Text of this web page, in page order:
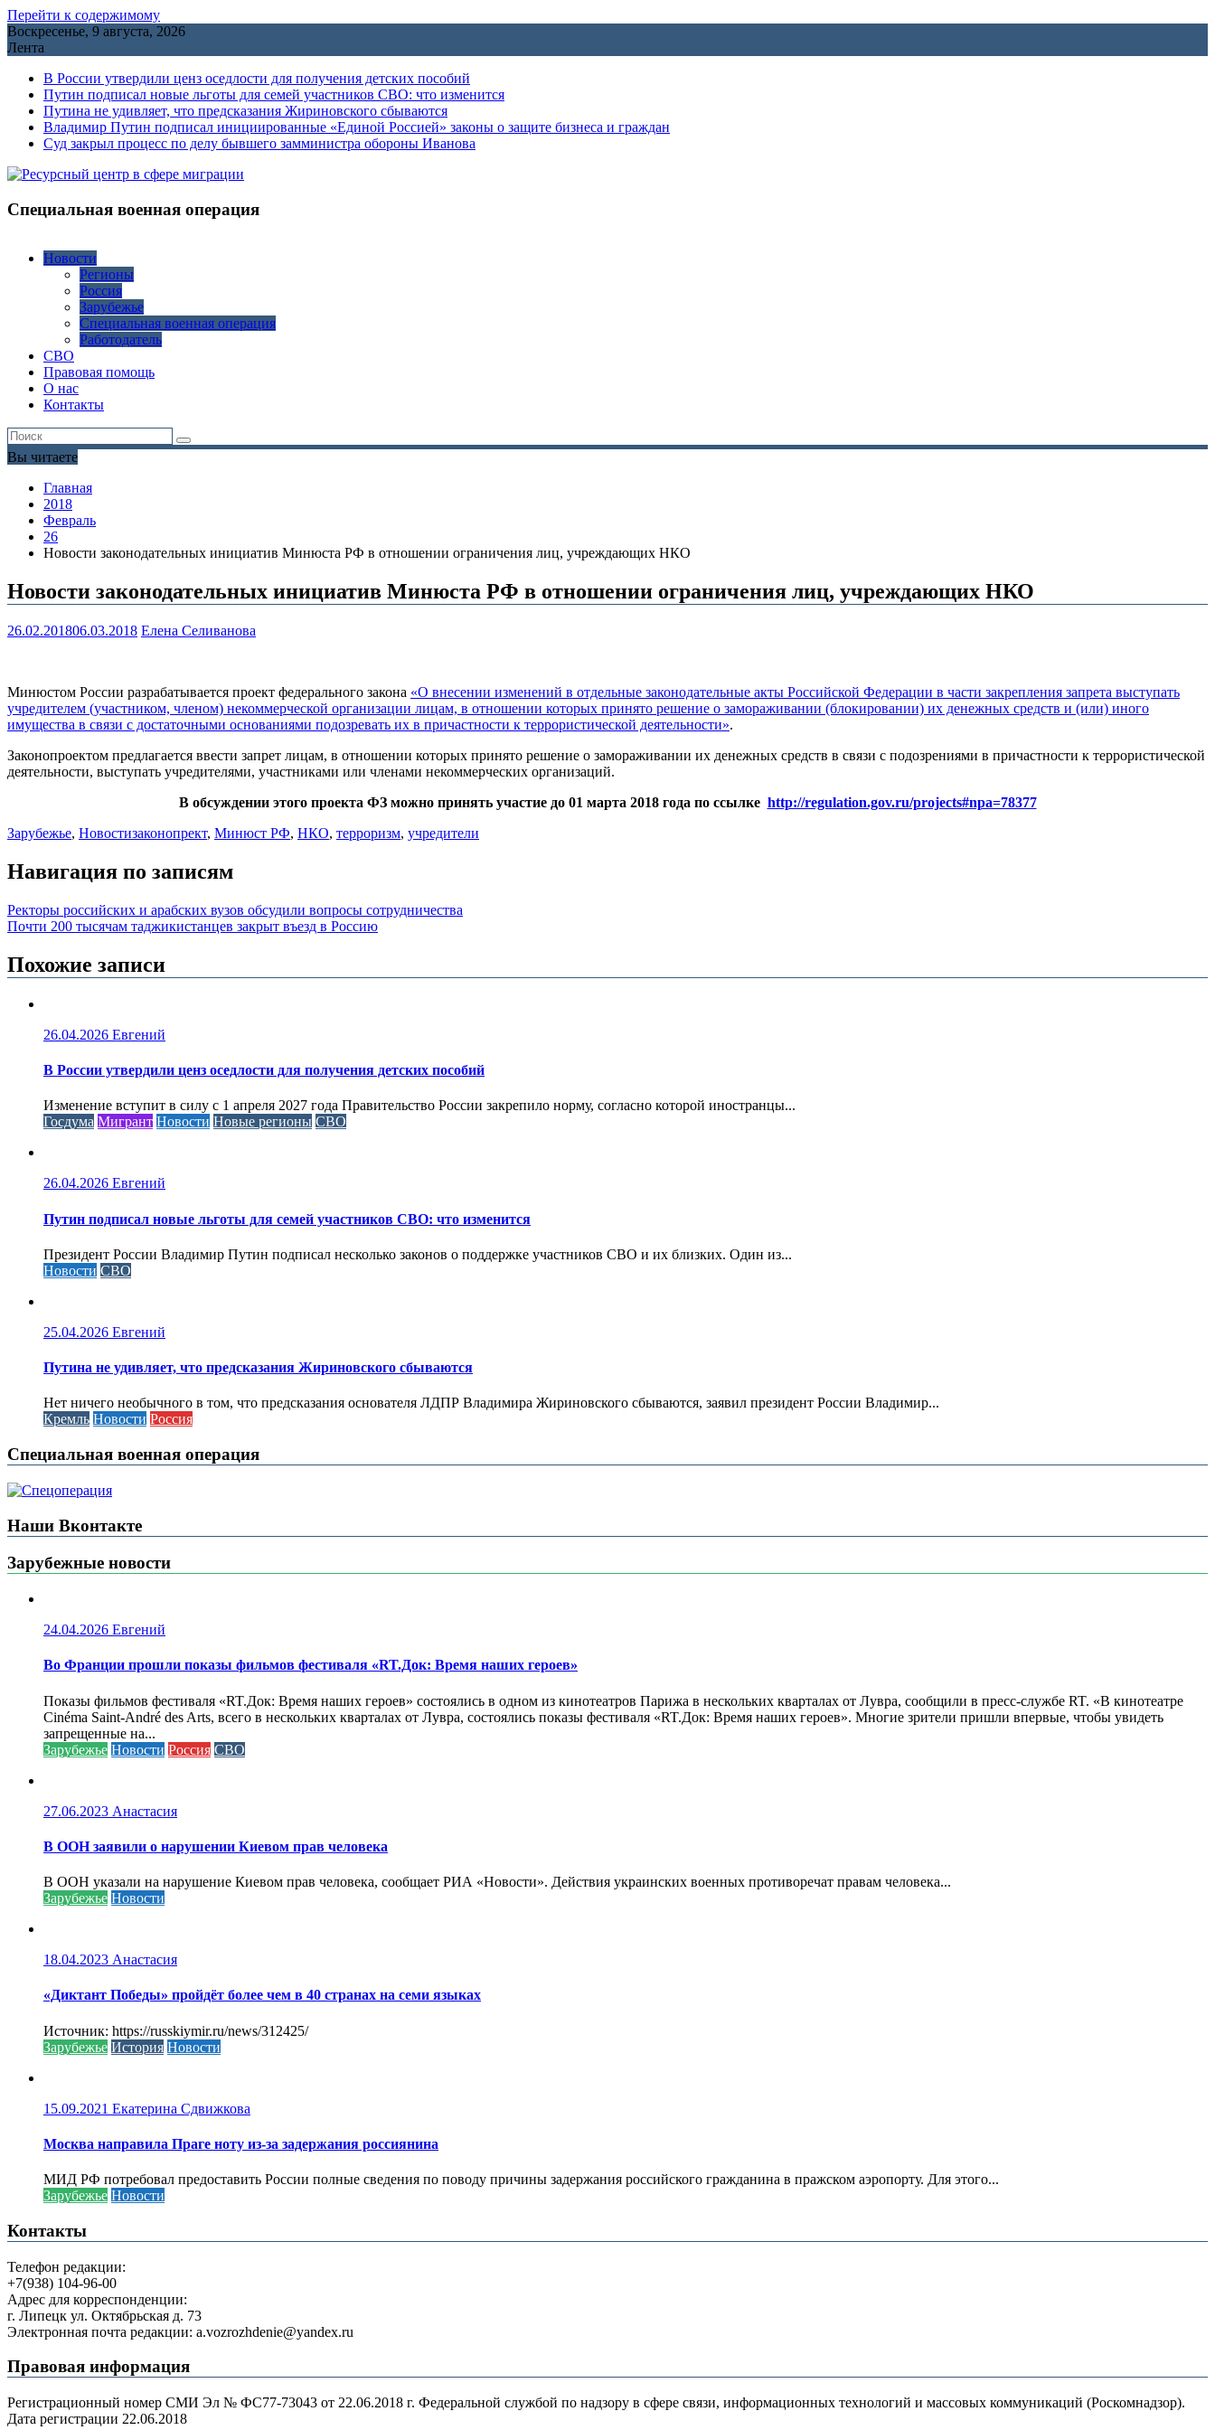
Перейти к содержимому
Воскресенье, 9 августа, 2026
Лента
В России утвердили ценз оседлости для получения детских пособий
Путин подписал новые льготы для семей участников СВО: что изменится
Путина не удивляет, что предсказания Жириновского сбываются
Владимир Путин подписал инициированные «Единой Россией» законы о защите бизнеса и граждан
Cуд закрыл процесс по делу бывшего замминистра обороны Иванова
Специальная военная операция
Новости
Регионы
Россия
Зарубежье
Специальная военная операция
Работодатель
СВО
Правовая помощь
О нас
Контакты
Вы читаете
Главная
2018
Февраль
26
Новости законодательных инициатив Минюста РФ в отношении ограничения лиц, учреждающих НКО
Новости законодательных инициатив Минюста РФ в отношении ограничения лиц, учреждающих НКО
26.02.201806.03.2018 Елена Селиванова
Минюстом России разрабатывается проект федерального закона «О внесении изменений в отдельные законодательные акты Российской Федерации в части закрепления запрета выступать
учредителем (участником, членом) некоммерческой организации лицам, в отношении которых принято решение о замораживании (блокировании) их денежных средств и (или) иного
имущества в связи с достаточными основаниями подозревать их в причастности к террористической деятельности».
Законопроектом предлагается ввести запрет лицам, в отношении которых принято решение о замораживании их денежных средств в связи с подозрениями в причастности к террористической
деятельности, выступать учредителями, участниками или членами некоммерческих организаций.
В обсуждении этого проекта ФЗ можно принять участие до 01 марта 2018 года по ссылке http://regulation.gov.ru/projects#npa=78377
Зарубежье, Новостизаконопрект, Минюст РФ, НКО, терроризм, учредители
Навигация по записям
Ректоры российских и арабских вузов обсудили вопросы сотрудничества
Почти 200 тысячам таджикистанцев закрыт въезд в Россию
Похожие записи
26.04.2026 Евгений
В России утвердили ценз оседлости для получения детских пособий
Изменение вступит в силу с 1 апреля 2027 года Правительство России закрепило норму, согласно которой иностранцы...
Госдума Мигрант Новости Новые регионы СВО
26.04.2026 Евгений
Путин подписал новые льготы для семей участников СВО: что изменится
Президент России Владимир Путин подписал несколько законов о поддержке участников СВО и их близких. Один из...
Новости СВО
25.04.2026 Евгений
Путина не удивляет, что предсказания Жириновского сбываются
Нет ничего необычного в том, что предсказания основателя ЛДПР Владимира Жириновского сбываются, заявил президент России Владимир...
Кремль Новости Россия
Специальная военная операция
Наши Вконтакте
Зарубежные новости
24.04.2026 Евгений
Во Франции прошли показы фильмов фестиваля «RT.Док: Время наших героев»
Показы фильмов фестиваля «RT.Док: Время наших героев» состоялись в одном из кинотеатров Парижа в нескольких кварталах от Лувра, сообщили в пресс-службе RT. «В кинотеатре
Cinéma Saint-André des Arts, всего в нескольких кварталах от Лувра, состоялись показы фестиваля «RT.Док: Время наших героев». Многие зрители пришли впервые, чтобы увидеть
запрещенные на...
Зарубежье Новости Россия СВО
27.06.2023 Анастасия
В ООН заявили о нарушении Киевом прав человека
В ООН указали на нарушение Киевом прав человека, сообщает РИА «Новости». Действия украинских военных противоречат правам человека...
Зарубежье Новости
18.04.2023 Анастасия
«Диктант Победы» пройдёт более чем в 40 странах на семи языках
Источник: https://russkiymir.ru/news/312425/
Зарубежье История Новости
15.09.2021 Екатерина Сдвижкова
Москва направила Праге ноту из-за задержания россиянина
МИД РФ потребовал предоставить России полные сведения по поводу причины задержания российского гражданина в пражском аэропорту. Для этого...
Зарубежье Новости
Контакты
Телефон редакции:
+7(938) 104-96-00
Адрес для корреспонденции:
г. Липецк ул. Октябрьская д. 73
Электронная почта редакции: a.vozrozhdenie@yandex.ru
Правовая информация
Регистрационный номер СМИ Эл № ФС77-73043 от 22.06.2018 г. Федеральной службой по надзору в сфере связи, информационных технологий и массовых коммуникаций (Роскомнадзор).
Дата регистрации 22.06.2018